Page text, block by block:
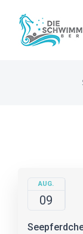
Zum
Inhalt
AUG.
09